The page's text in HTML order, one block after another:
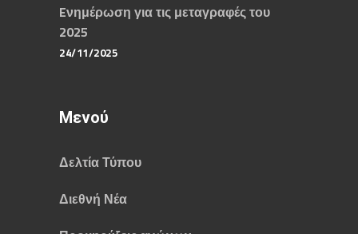
Eνημέρωση για τις μεταγραφές του
2025
24/11/2025
Μενού
Δελτία Τύπου
Διεθνή Νέα